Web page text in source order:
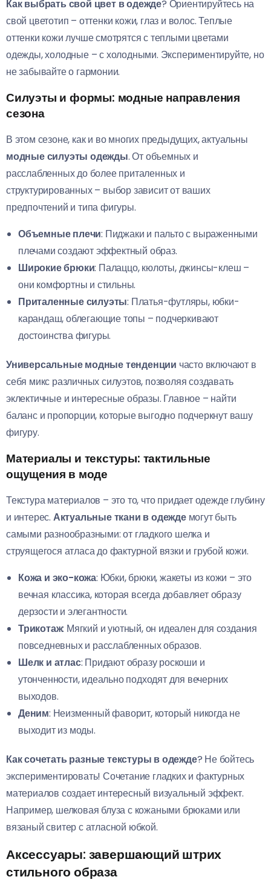
Как выбрать свой цвет в одежде? Ориентируйтесь на
свой цветотип – оттенки кожи, глаз и волос. Теплые
оттенки кожи лучше смотрятся с теплыми цветами
одежды, холодные – с холодными. Экспериментируйте, но
не забывайте о гармонии.
Силуэты и формы: модные направления
сезона
В этом сезоне, как и во многих предыдущих, актуальны
модные силуэты одежды. От объемных и
расслабленных до более приталенных и
структурированных – выбор зависит от ваших
предпочтений и типа фигуры.
Объемные плечи: Пиджаки и пальто с выраженными
плечами создают эффектный образ.
Широкие брюки: Палаццо, кюлоты, джинсы-клеш –
они комфортны и стильны.
Приталенные силуэты: Платья-футляры, юбки-
карандаш, облегающие топы – подчеркивают
достоинства фигуры.
Универсальные модные тенденции часто включают в
себя микс различных силуэтов, позволяя создавать
эклектичные и интересные образы. Главное – найти
баланс и пропорции, которые выгодно подчеркнут вашу
фигуру.
Материалы и текстуры: тактильные
ощущения в моде
Текстура материалов – это то, что придает одежде глубину
и интерес. Актуальные ткани в одеждемогут быть
самыми разнообразными: от гладкого шелка и
струящегося атласа до фактурной вязки и грубой кожи.
Кожа и эко-кожа: Юбки, брюки, жакеты из кожи – это
вечная классика, которая всегда добавляет образу
дерзости и элегантности.
Трикотаж: Мягкий и уютный, он идеален для создания
повседневных и расслабленных образов.
Шелк и атлас: Придают образу роскоши и
утонченности, идеально подходят для вечерних
выходов.
Деним: Неизменный фаворит, который никогда не
выходит из моды.
Как сочетать разные текстуры в одежде? Не бойтесь
экспериментировать! Сочетание гладких и фактурных
материалов создает интересный визуальный эффект.
Например, шелковая блуза с кожаными брюками или
вязаный свитер с атласной юбкой.
Аксессуары: завершающий штрих
стильного образа